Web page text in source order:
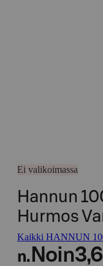
Ei valikoimassa
Hannun
Hurmos
Kaikki HANNUN
n. Noin